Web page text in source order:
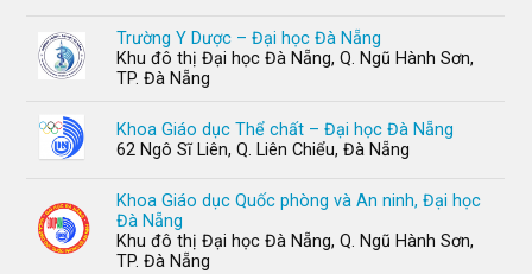
Trường Y Dược – Đại học Đà Nẵng
Khu đô thị Đại học Đà Nẵng, Q. Ngũ Hành Sơn,
TP. Đà Nẵng
Khoa Giáo dục Thể chất – Đại học Đà Nẵng
62 Ngô Sĩ Liên, Q. Liên Chiểu, Đà Nẵng
Khoa Giáo dục Quốc phòng và An ninh, Đại học
Đà Nẵng
Khu đô thị Đại học Đà Nẵng, Q. Ngũ Hành Sơn,
TP. Đà Nẵng